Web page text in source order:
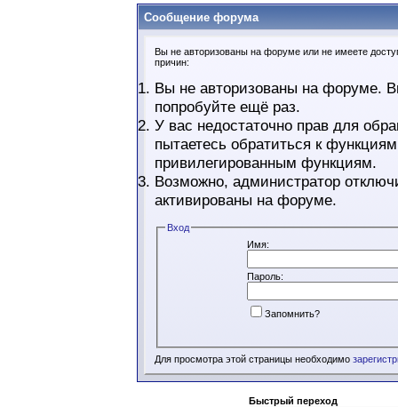
Сообщение форума
Вы не авторизованы на форуме или не имеете
причин:
Вы не авторизованы на форуме.
попробуйте ещё раз.
У вас недостаточно прав для
пытаетесь обратиться к
привилегированным функциям.
Возможно, администратор
активированы на форуме.
Вход
Имя:
Пароль:
Запомнить?
Для просмотра этой страницы необходимо
Быстрый переход